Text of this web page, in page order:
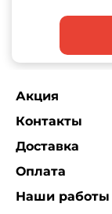
Акция
Контакты
Доставка
Оплата
Наши работы